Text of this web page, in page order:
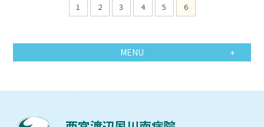
1 2 3 4 5 6
MENU